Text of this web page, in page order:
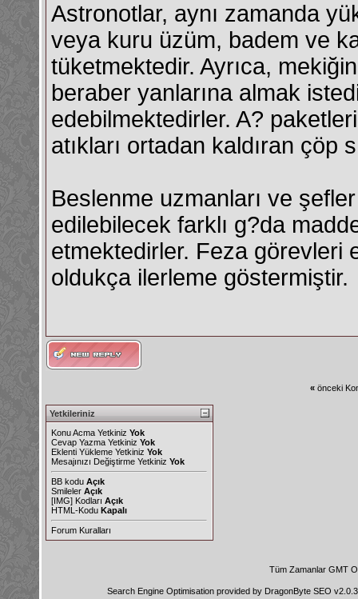
Astronotlar, aynı zamanda
veya kuru üzüm, badem ve
tüketmektedir. Ayrıca,
beraber yanlarına almak
edebilmektedirler. A?
atıkları ortadan kaldıran çöp
Beslenme uzmanları ve
edilebilecek farklı g?da
etmektedirler. Feza görevleri
oldukça ilerleme göstermiştir.
« önceki
Yetkileriniz
Konu Acma Yetkiniz Yok
Cevap Yazma Yetkiniz Yok
Eklenti Yükleme Yetkiniz Yok
Mesajınızı Değiştirme Yetkiniz Yok
BB kodu Açık
Smileler Açık
[IMG] Kodları Açık
HTML-Kodu Kapalı
Forum Kuralları
Tüm Zamanlar GMT
Search Engine Optimisation provided by DragonByte SEO